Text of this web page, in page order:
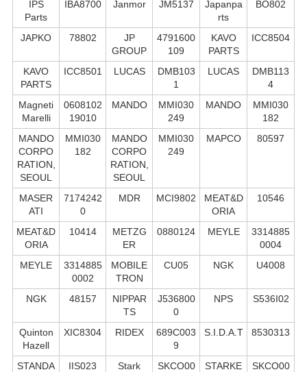
IPS
Parts
IBA8700 Janmor JM5137
Japanpa
rts
BO802
JAPKO 78802
JP
GROUP
4791600
109
KAVO
PARTS
ICC8504
KAVO
PARTS
ICC8501 LUCAS
DMB103
1
LUCAS
DMB113
4
Magneti
Marelli
0608102
19010
MANDO
MMI030
249
MANDO
MMI030
182
MANDO
CORPO
RATION,
SEOUL
MMI030
182
MANDO
CORPO
RATION,
SEOUL
MMI030
249
MAPCO 80597
MASER
ATI
7174242
0
MDR MCI9802
MEAT&D
ORIA
10546
MEAT&D
ORIA
10414
METZG
ER
0880124 MEYLE
3314885
0004
MEYLE
3314885
0002
MOBILE
TRON
CU05 NGK U4008
NGK 48157
NIPPAR
TS
J536800
0
NPS S536I02
Quinton
Hazell
XIC8304 RIDEX
689C003
9
S.I.D.A.T 8530313
STANDA
IIS023 Stark
SKCO00
STARKE
SKCO00